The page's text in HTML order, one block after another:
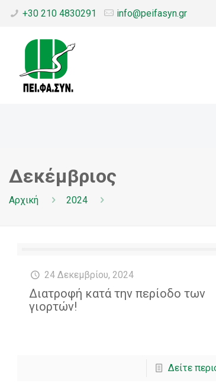
+30 210 4830291 info@peifasyn.gr
Δεκέμβριος
Αρχική 2024
24 Δεκεμβρίου, 2024
Διατροφή κατά την περίοδο των
γιορτών!
Δείτε